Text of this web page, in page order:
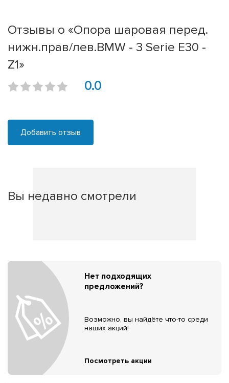
Отзывы о «Опора шаровая перед.
нижн.прав/лев.BMW - 3 Serie E30 -
Z1»
0.0
Добавить отзыв
Вы недавно смотрели
Нет подходящих
предложений?
Возможно, вы найдёте что-то среди
наших акций!
Посмотреть акции